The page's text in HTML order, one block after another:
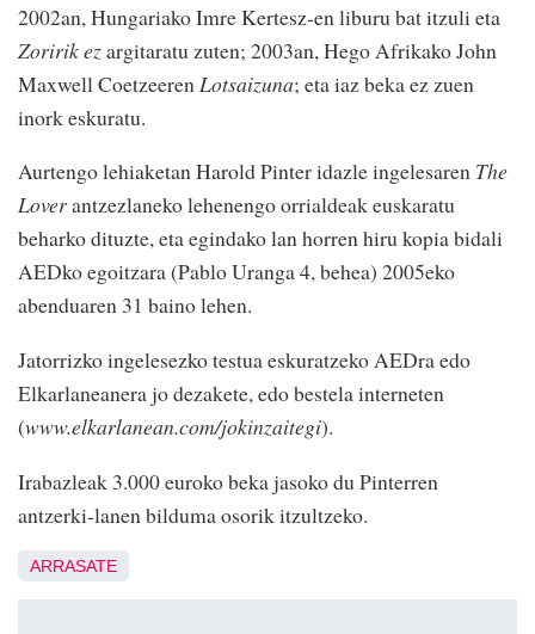
2002an, Hungariako Imre Kertesz-en liburu bat itzuli eta
Zoririk ezargitaratu zuten; 2003an, Hego Afrikako John
Maxwell CoetzeerenLotsaizuna; eta iaz beka ez zuen
inork eskuratu.
Aurtengo lehiaketan Harold Pinter idazle ingelesaren The
Loverantzezlaneko lehenengo orrialdeak euskaratu
beharko dituzte, eta egindako lan horren hiru kopia bidali
AEDko egoitzara (Pablo Uranga 4, behea) 2005eko
abenduaren 31 baino lehen.
Jatorrizko ingelesezko testua eskuratzeko AEDra edo
Elkarlaneanera jo dezakete, edo bestela interneten
(www.elkarlanean.com/jokinzaitegi).
Irabazleak 3.000 euroko beka jasoko du Pinterren
antzerki-lanen bilduma osorik itzultzeko.
ARRASATE